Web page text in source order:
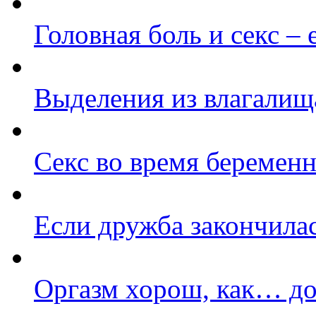
Головная боль и секс –
Выделения из
Секс во время
Если дружба
Оргазм хорош, как…